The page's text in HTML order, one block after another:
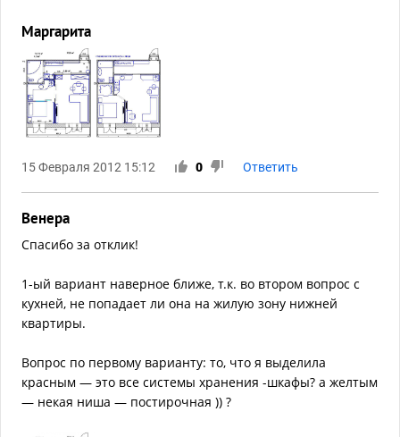
Маргарита
15 Февраля 2012 15:12 0 Ответить
Венера
Спасибо за отклик!
1-ый вариант наверное ближе, т.к. во втором вопрос с
кухней, не попадает ли она на жилую зону нижней
квартиры.
Вопрос по первому варианту: то, что я выделила
красным — это все системы хранения -шкафы? а желтым
— некая ниша — постирочная )) ?